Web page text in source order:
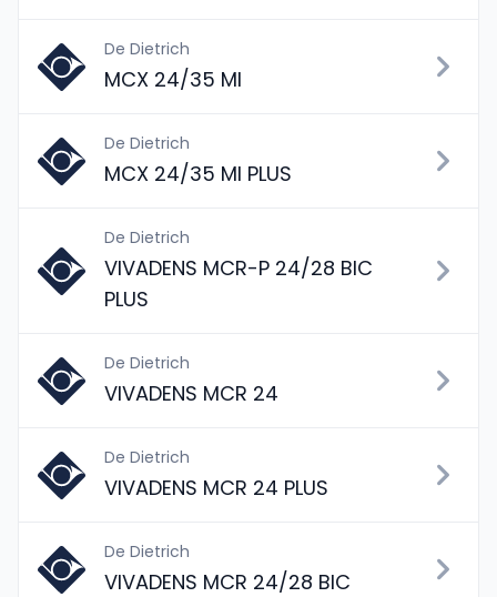
De Dietrich
MCX 24/35 MI
De Dietrich
MCX 24/35 MI PLUS
De Dietrich
VIVADENS MCR-P 24/28 BIC
PLUS
De Dietrich
VIVADENS MCR 24
De Dietrich
VIVADENS MCR 24 PLUS
De Dietrich
VIVADENS MCR 24/28 BIC